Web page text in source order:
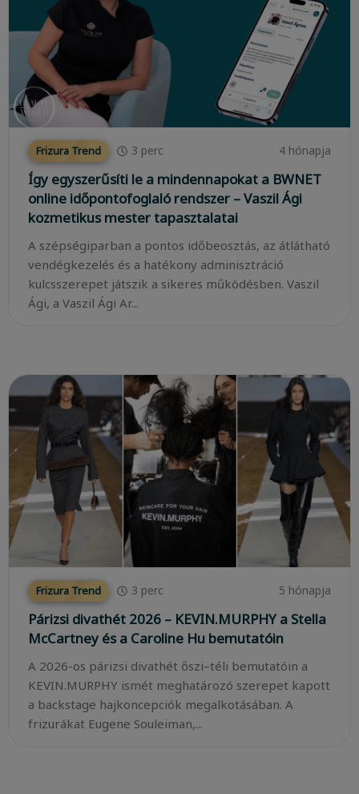
Frizura Trend 3 perc 4 hónapja
Így egyszerűsíti le a mindennapokat a BWNET
online időpontofoglaló rendszer – Vaszil Ági
kozmetikus mester tapasztalatai
A szépségiparban a pontos időbeosztás, az átlátható
vendégkezelés és a hatékony adminisztráció
kulcsszerepet játszik a sikeres működésben. Vaszil
Ági, a Vaszil Ági Ar...
Frizura Trend 3 perc 5 hónapja
Párizsi divathét 2026 – KEVIN.MURPHY a Stella
McCartney és a Caroline Hu bemutatóin
A 2026-os párizsi divathét őszi–téli bemutatóin a
KEVIN.MURPHY ismét meghatározó szerepet kapott
a backstage hajkoncepciók megalkotásában. A
frizurákat Eugene Souleiman,...